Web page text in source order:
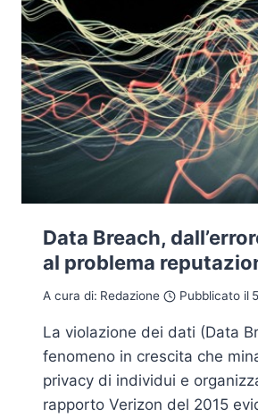
Data Breach,
al problema
A cura di: Redazione Pubblicato il
La violazione dei dati (Data
fenomeno in crescita che
privacy di individui e
rapporto Verizon del 2015